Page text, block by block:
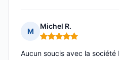
M
Michel R.
Note : 5 sur 5
Aucun soucis avec la société